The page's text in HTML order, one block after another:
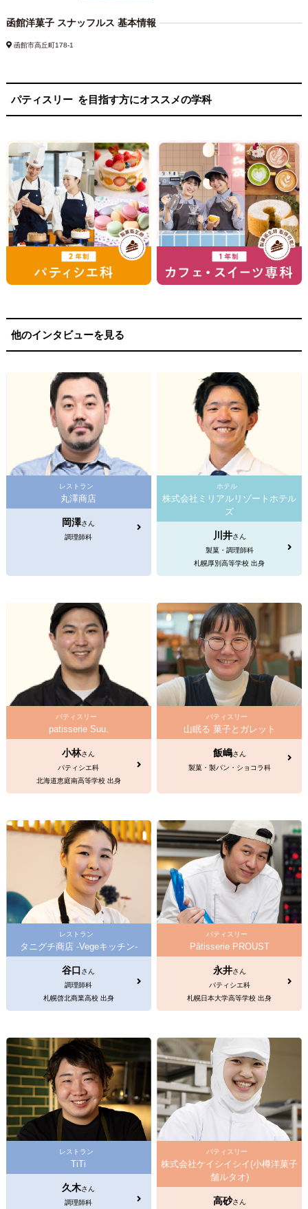
函館洋菓子 スナッフルス 基本情報
函館市高丘町178-1
パティスリー を目指す方にオススメの学科
他のインタビューを見る
レストラン
丸澤商店
岡澤さん
調理師科
ホテル
株式会社ミリアルリゾートホテル
ズ
川井さん
製菓・調理師科
札幌厚別高等学校 出身
パティスリー
patisserie Suu.
小林さん
パティシエ科
北海道恵庭南高等学校 出身
パティスリー
山眠る 菓子とガレット
飯嶋さん
製菓・製パン・ショコラ科
レストラン
タニグチ商店 -Vegeキッチン-
谷口 さん
調理師科
札幌啓北商業高校 出身
パティスリー
Pâtisserie PROUST
永井さん
パティシエ科
札幌日本大学高等学校 出身
レストラン
TiTi
久木さん
調理師科
パティスリー
株式会社ケイシイシイ(小樽洋菓子
舗ルタオ)
高砂さん